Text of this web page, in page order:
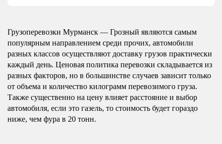
Грузоперевозки Мурманск — Грозный являются самым
популярным направлением среди прочих, автомобили
разных классов осуществляют доставку грузов практически
каждый день. Ценовая политика перевозки складывается из
разных факторов, но в большинстве случаев зависит только
от объема и количество килограмм перевозимого груза.
Также существенно на цену влияет расстояние и выбор
автомобиля, если это газель, то стоимость будет гораздо
ниже, чем фура в 20 тонн.